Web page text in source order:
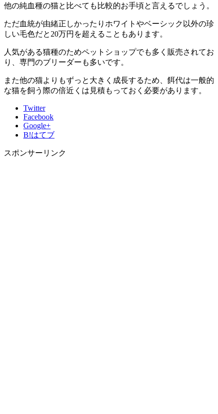
他の純血種の猫と比べても比較的お手頃と言えるでしょう。
ただ血統が由緒正しかったりホワイトやベーシック以外の珍
しい毛色だと20万円を超えることもあります。
人気がある猫種のためペットショップでも多く販売されてお
り
、専門のブリーダーも多いです。
また他の猫よりもずっと大きく成長するため、 餌代は一般的
な猫を飼う際の倍近くは見積もっておく 必要があります。
Twitter
Facebook
Google+
B!はてブ
スポンサーリンク